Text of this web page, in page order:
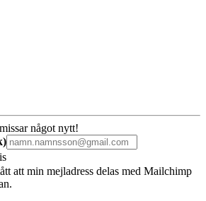
något nytt!
att min mejladress delas med Mailchimp